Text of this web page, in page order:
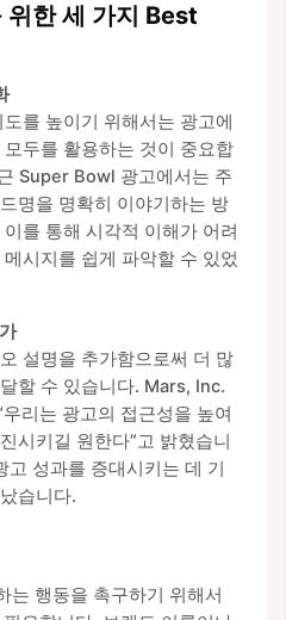
위한 세 가지 Best
를 높이기 위해서는 광고에
두를 활용하는 것이 중요합
Super Bowl 광고에서는 주
명을 명확히 이야기하는 방
를 통해 시각적 이해가 어려
시지를 쉽게 파악할 수 있었
설명을 추가함으로써 더 많
할 수 있습니다. Mars, Inc.
리는 광고의 접근성을 높여
시키길 원한다”고 밝혔습니
고 성과를 증대시키는 데 기
습니다.
는 행동을 촉구하기 위해서